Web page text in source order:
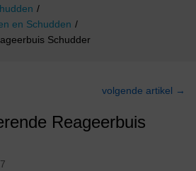
/
en Schudden /
Schudder
volgende artikel →
Reageerbuis